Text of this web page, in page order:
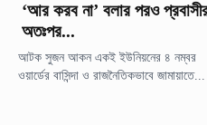
‘আর করব না’ বলার পরও প্রবাসীর
অতঃপর...
আটক সুজন আকন একই ইউনিয়নের ৪ নম্বর
ওয়ার্ডের বাসিন্দা ও রাজনৈতিকভাবে জামায়াতে...